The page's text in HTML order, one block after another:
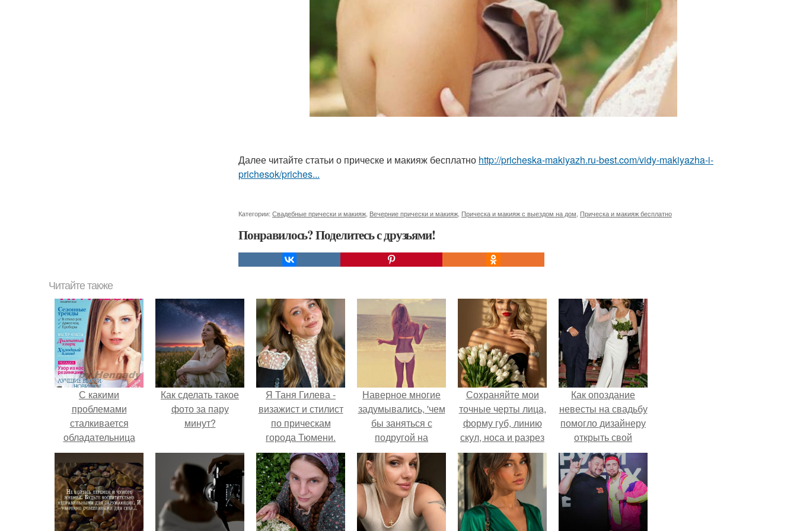
Далее читайте статьи о прическе и макияж бесплатно http://pricheska-makiyazh.ru-best.com/vidy-makiyazha-i-
prichesok/priches...
Категории: Свадебные прически и макияж Вечерние прически и макияж Прическа и макияж с выездом на дом Прическа и макияж бесплатно
Понравилось? Поделитесь с друзьями!
Читайте также
С какими
проблемами
сталкивается
обладательница
кудрявых волос?
Как сделать такое
фото за пару
минут?
Я Таня Гилева -
визажист и стилист
по прическам
города Тюмени.
Наверное многие
задумывались, 'чем
бы заняться с
подругой на
ночёвке?
Сохраняйте мои
точные черты лица,
форму губ, линию
скул, носа и разрез
глаз.
Как опоздание
невесты на свадьбу
помогло дизайнеру
открыть свой
бренд.